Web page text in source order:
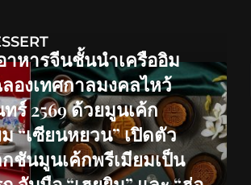
าหารจีนชั้นนำเครืออิม
องเทศกาลมงคลไหว้
ร์ 2569 ด้วยมูนเค้ก
“เซียนหยวน” เปิดตัว
ชันมูนเค้กพรีเมียมเป็น